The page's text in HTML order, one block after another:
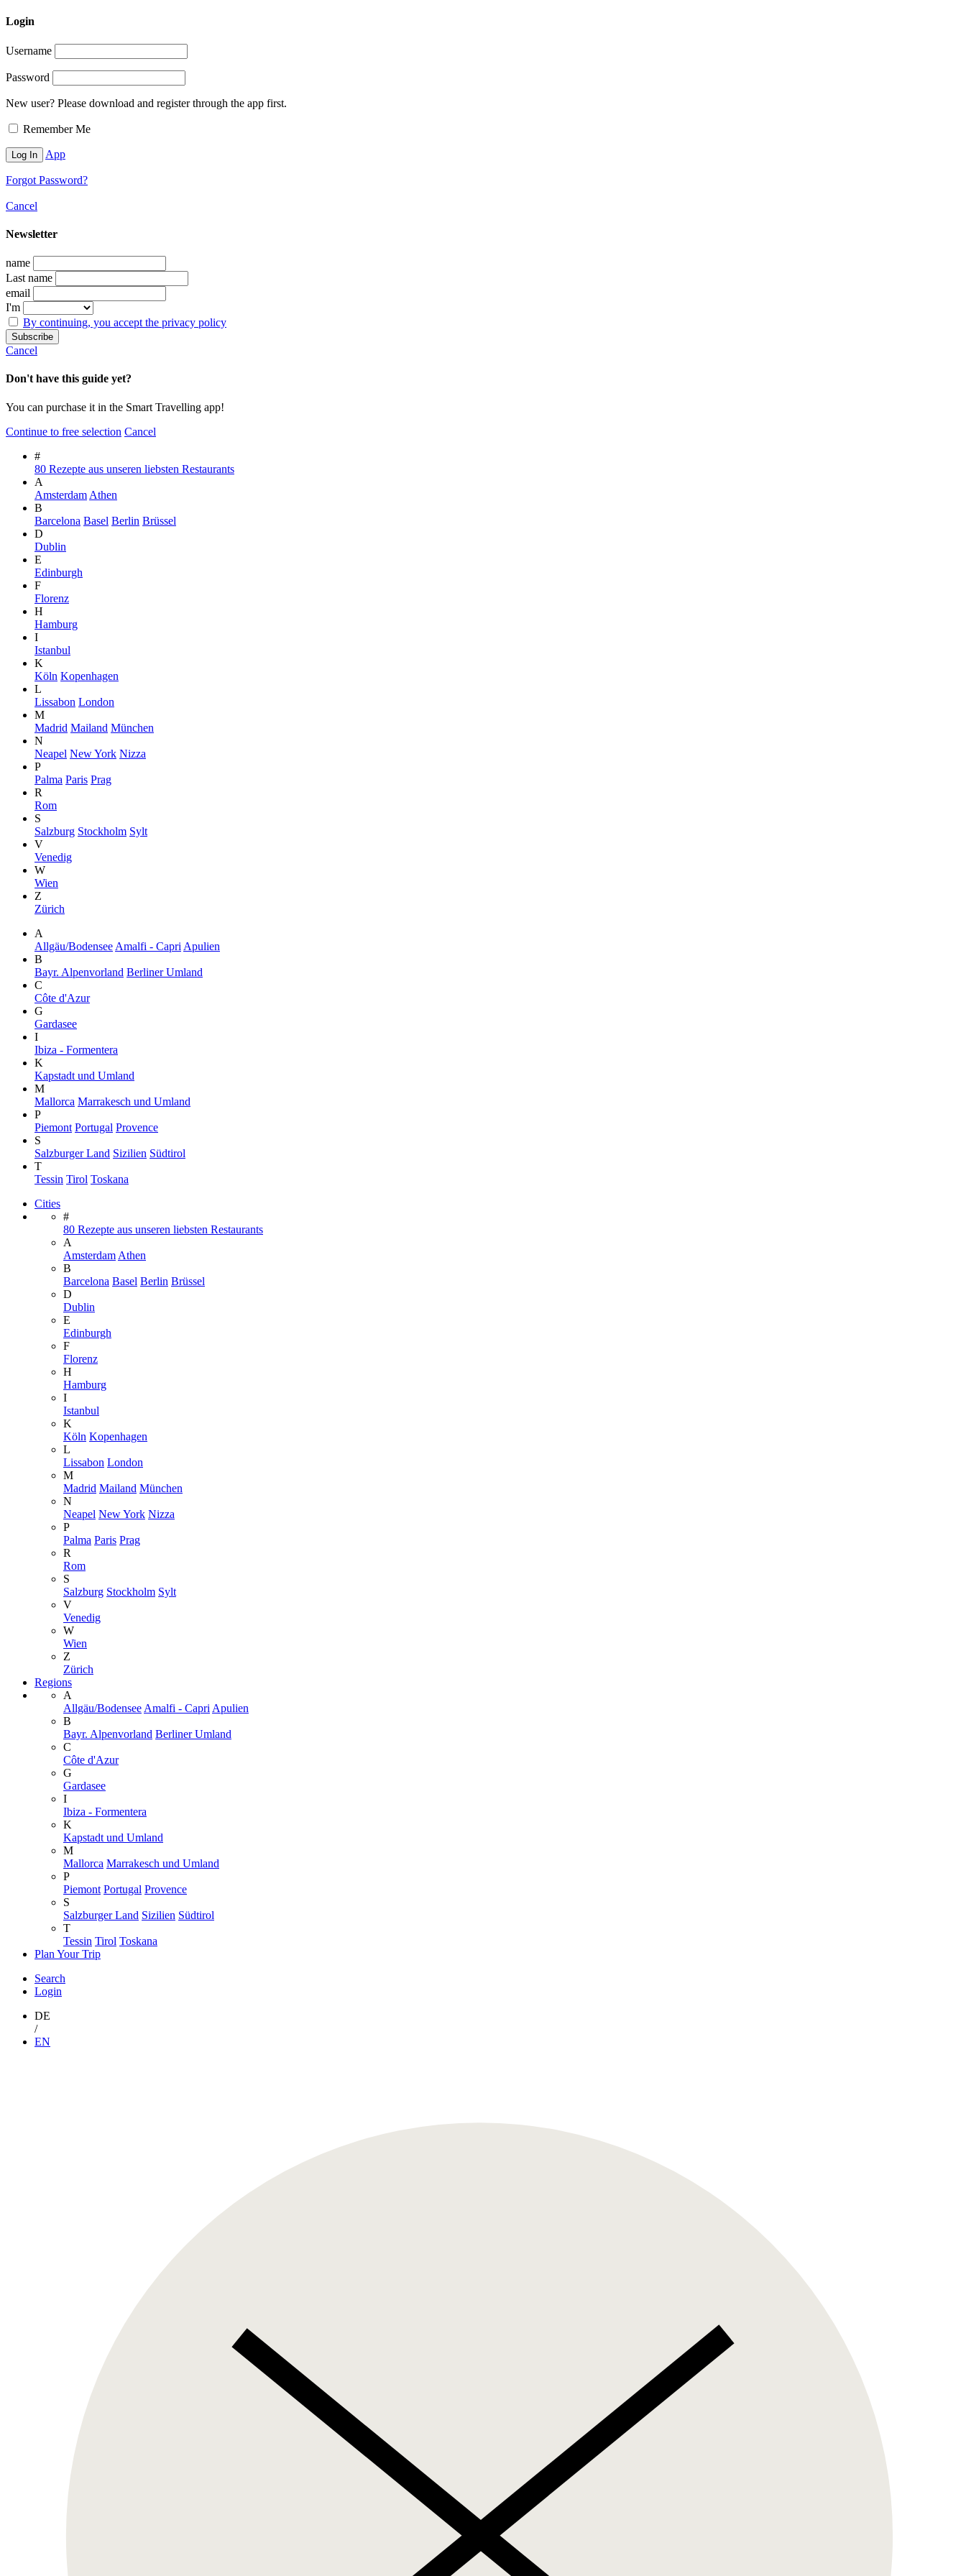
Login
Username
Password
New user? Please download and register through the app first.
Remember Me
App
Forgot Password?
Cancel
Newsletter
name
Last name
email
I'm
By continuing, you accept the privacy policy
Cancel
Don't have this guide yet?
You can purchase it in the Smart Travelling app!
Continue to free selection Cancel
#
80 Rezepte aus unseren liebsten Restaurants
A
Amsterdam Athen
B
Barcelona Basel Berlin Brüssel
D
Dublin
E
Edinburgh
F
Florenz
H
Hamburg
I
Istanbul
K
Köln Kopenhagen
L
Lissabon London
M
Madrid Mailand München
N
Neapel New York Nizza
P
Palma Paris Prag
R
Rom
S
Salzburg Stockholm Sylt
V
Venedig
W
Wien
Z
Zürich
A
Allgäu/Bodensee Amalfi - Capri Apulien
B
Bayr. Alpenvorland Berliner Umland
C
Côte d'Azur
G
Gardasee
I
Ibiza - Formentera
K
Kapstadt und Umland
M
Mallorca Marrakesch und Umland
P
Piemont Portugal Provence
S
Salzburger Land Sizilien Südtirol
T
Tessin Tirol Toskana
Cities
#
80 Rezepte aus unseren liebsten Restaurants
A
Amsterdam Athen
B
Barcelona Basel Berlin Brüssel
D
Dublin
E
Edinburgh
F
Florenz
H
Hamburg
I
Istanbul
K
Köln Kopenhagen
L
Lissabon London
M
Madrid Mailand München
N
Neapel New York Nizza
P
Palma Paris Prag
R
Rom
S
Salzburg Stockholm Sylt
V
Venedig
W
Wien
Z
Zürich
Regions
A
Allgäu/Bodensee Amalfi - Capri Apulien
B
Bayr. Alpenvorland Berliner Umland
C
Côte d'Azur
G
Gardasee
I
Ibiza - Formentera
K
Kapstadt und Umland
M
Mallorca Marrakesch und Umland
P
Piemont Portugal Provence
S
Salzburger Land Sizilien Südtirol
T
Tessin Tirol Toskana
Plan Your Trip
Search
Login
DE
/
EN